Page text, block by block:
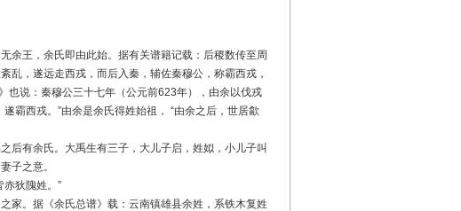
余王，余氏即由此始。据有关谱籍记载：后稷数传至周
乱，遂远走西戎，而后入秦，辅佐秦穆公，称霸西戎，
也说：秦穆公三十七年（公元前623年），由余以伐戎
霸西戎。”由余是余氏得姓始祖， “由余之后，世居歙
后有余氏。大禹生有三子，大儿子启，姓姒，小儿子叫
子之意。
赤狄隗姓。”
家。据《余氏总谱》载：云南镇雄县余姓，系铁木复姓